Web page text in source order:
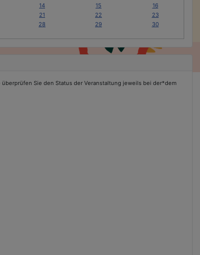
14 15
16
21 22
23
28 29
30
Sie den Status der Veranstaltung jeweils bei der*dem